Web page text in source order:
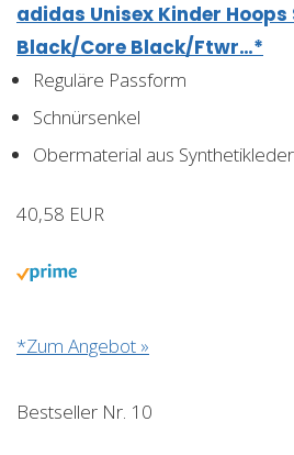
adidas Unisex Kinder Hoops
Black/Core Black/Ftwr…*
Reguläre Passform
Schnürsenkel
Obermaterial aus Synthetikleder
40,58 EUR
*Zum Angebot »
Bestseller Nr. 10